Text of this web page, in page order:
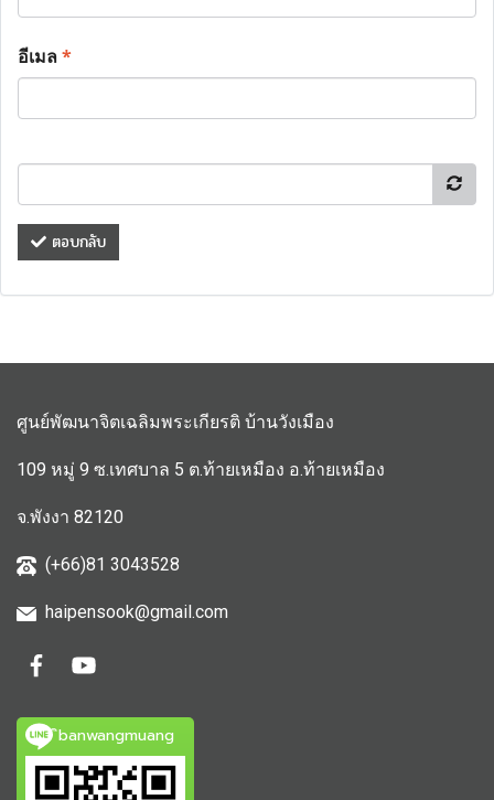
อีเมล*
ตอบกลับ
ศูนย์พัฒนาจิตเฉลิมพระเกียรติ บ้านวังเมือง
109 หมู่ 9 ซ.เทศบาล 5 ต.ท้ายเหมือง อ.ท้ายเหมือง
จ.พังงา 82120
(+66)81 3043528
haipensook@gmail.com
ิbanwangmuang